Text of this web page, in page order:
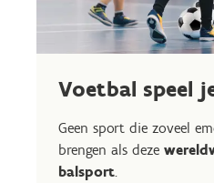
Voetbal speel
Geen sport die zoveel
brengen als deze
balsport.